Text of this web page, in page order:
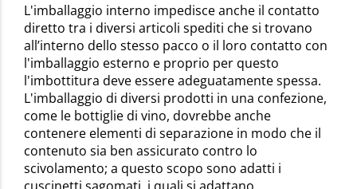
L'imballaggio interno impedisce anche il contatto
diretto tra i diversi articoli spediti che si trovano
all’interno dello stesso pacco o il loro contatto con
l'imballaggio esterno e proprio per questo
l'imbottitura deve essere adeguatamente spessa.
L'imballaggio di diversi prodotti in una confezione,
come le bottiglie di vino, dovrebbe anche
contenere elementi di separazione in modo che il
contenuto sia ben assicurato contro lo
scivolamento; a questo scopo sono adatti i